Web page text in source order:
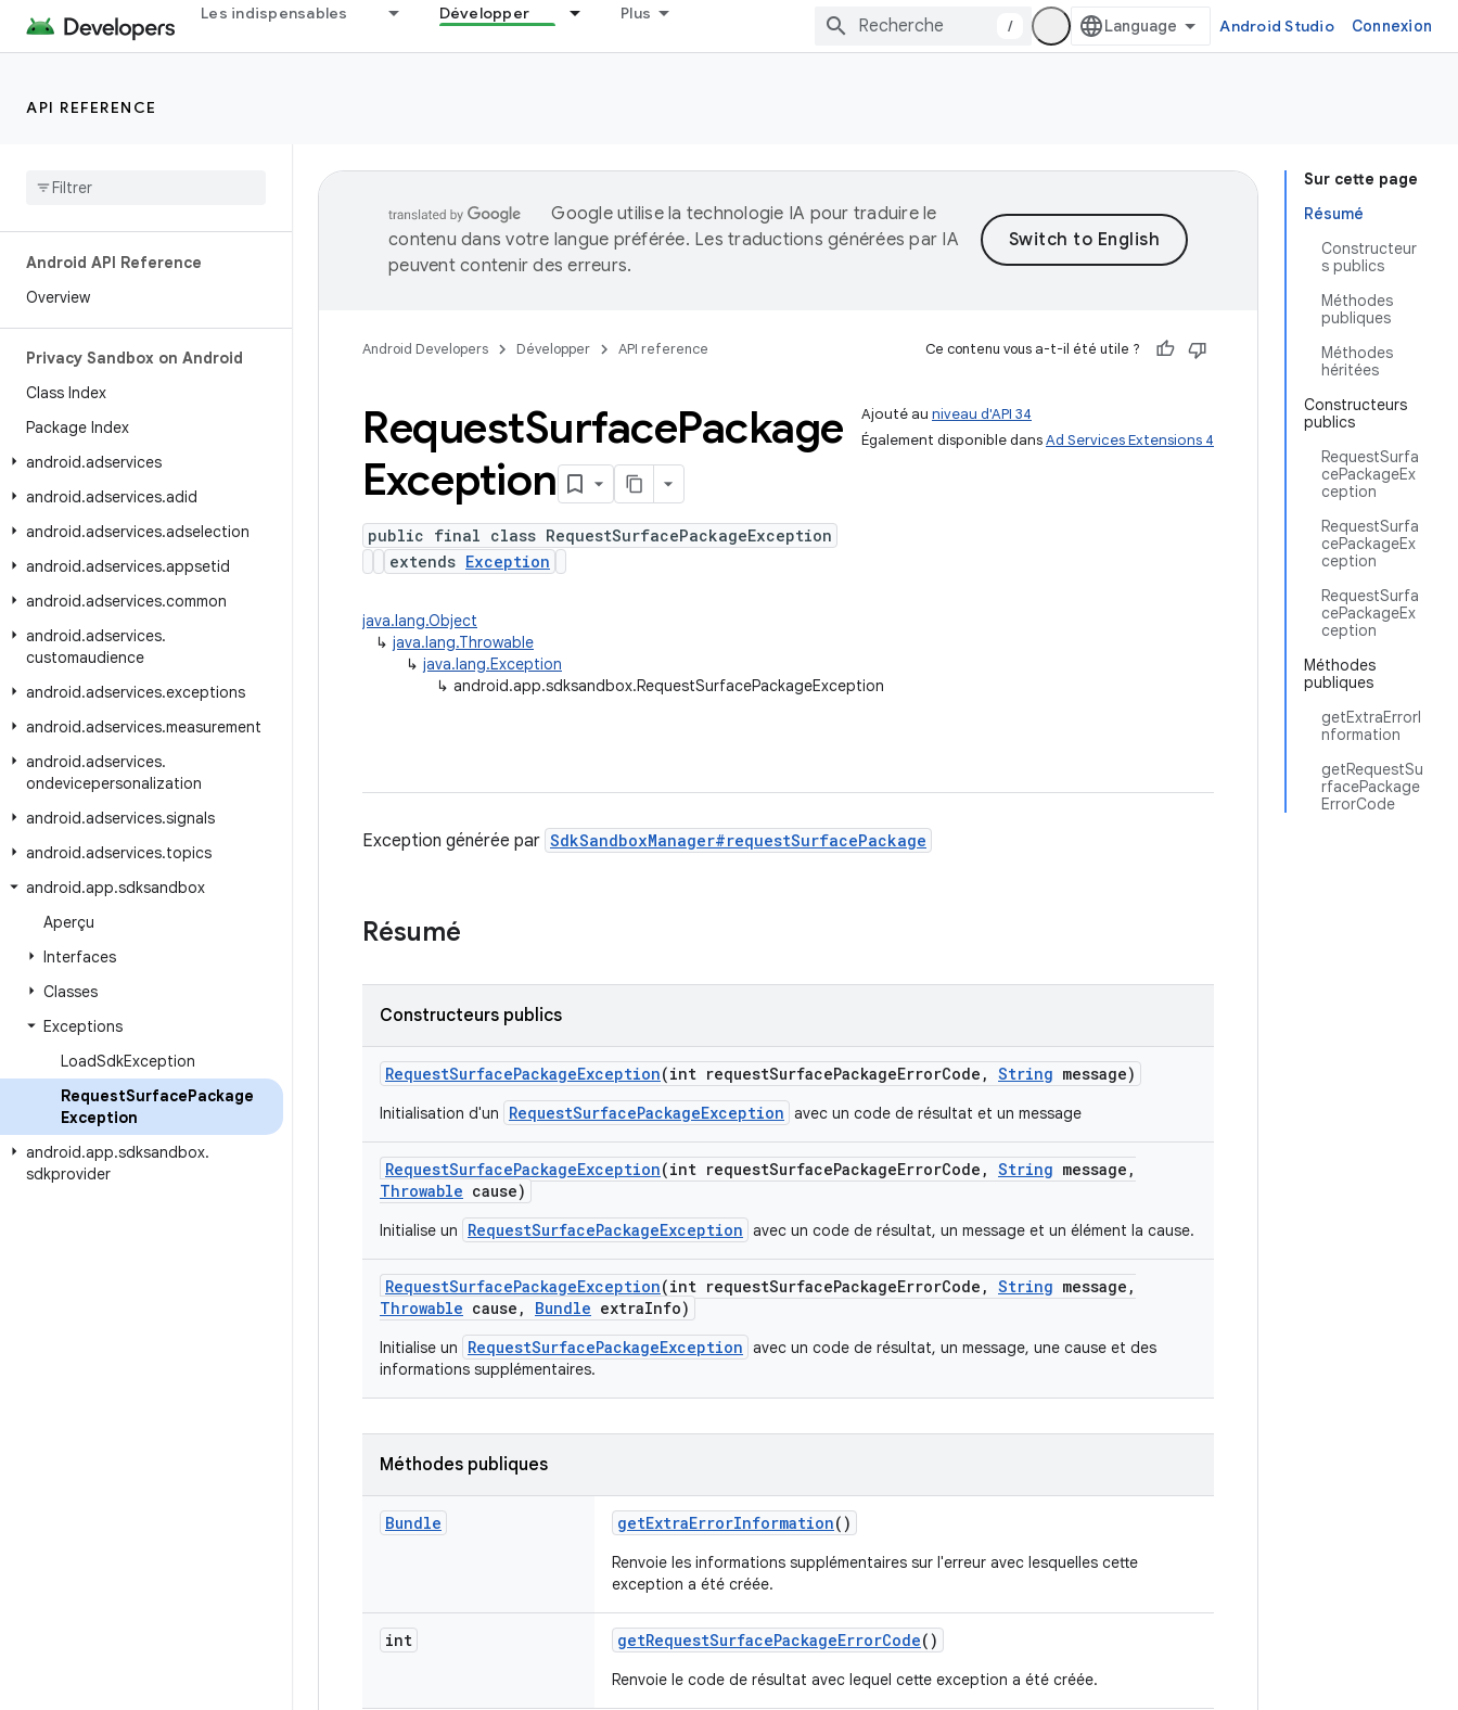
Les indispensables Développer Plus
/ Android Studio Connexion
API REFERENCE
Android API Reference
Overview
Privacy Sandbox on Android
Class Index
Package Index
android.adservices
android.adservices.adid
android.adservices.adselection
android.adservices.appsetid
android.adservices.common
android.adservices.
customaudience
android.adservices.exceptions
android.adservices.measurement
android.adservices.
ondevicepersonalization
android.adservices.signals
android.adservices.topics
android.app.sdksandbox
Aperçu
Interfaces
Classes
Exceptions
LoadSdkException
RequestSurfacePackage
Exception
android.app.sdksandbox.
sdkprovider
Sur cette page
Résumé
Constructeur
s publics
Méthodes
publiques
Méthodes
héritées
Constructeurs
publics
RequestSurfa
cePackageEx
ception
RequestSurfa
cePackageEx
ception
RequestSurfa
cePackageEx
ception
Méthodes
publiques
getExtraErrorI
nformation
getRequestSu
rfacePackage
ErrorCode
Google utilise la technologie IA pour traduire le
contenu dans votre langue préférée. Les traductions générées par IA
peuvent contenir des erreurs.
Android Developers Développer API reference Ce contenu vous a-t-il été utile ?
Ajouté au niveau d'API 34
Également disponible dansAd Services Extensions 4
RequestSurfacePackage
Exception
public final class RequestSurfacePackageException
extends Exception
java.lang.Object
↳ java.lang.Throwable
↳ java.lang.Exception
↳ android.app.sdksandbox.RequestSurfacePackageException
Exception générée par SdkSandboxManager#requestSurfacePackage
Résumé
Constructeurs publics
RequestSurfacePackageException(int requestSurfacePackageErrorCode , String message)
Initialisation d'un RequestSurfacePackageException avec un code de résultat et un message
RequestSurfacePackageException(int requestSurfacePackageErrorCode , String message ,
Throwable cause)
Initialise un RequestSurfacePackageException avec un code de résultat, un message et un élément la cause.
RequestSurfacePackageException(int requestSurfacePackageErrorCode , String message ,
Throwable cause , Bundle extraInfo)
Initialise un RequestSurfacePackageException avec un code de résultat, un message, une cause et des
informations supplémentaires.
Méthodes publiques
Bundle getExtraErrorInformation()
Renvoie les informations supplémentaires sur l'erreur avec lesquelles cette
exception a été créée.
int getRequestSurfacePackageErrorCode()
Renvoie le code de résultat avec lequel cette exception a été créée.